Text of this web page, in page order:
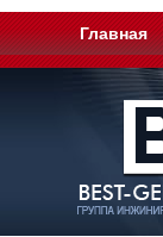
Главная